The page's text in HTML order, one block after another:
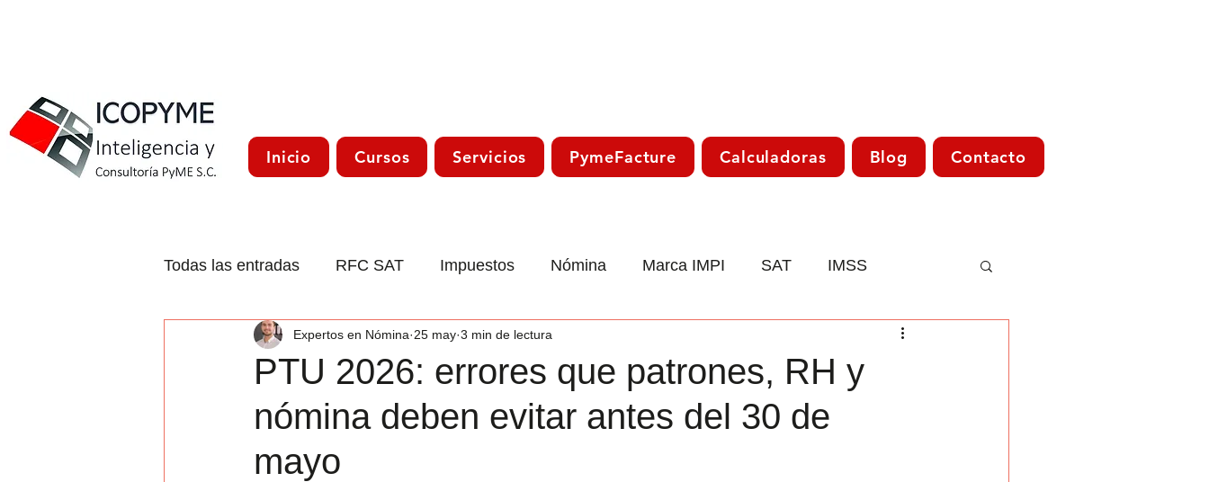
Inicio Cursos Servicios PymeFacture Calculadoras Blog Contacto
Todas las entradas RFC SAT Impuestos Nómina Marca IMPI SAT IMSS
CFDI 4.0 Trámites México Laboral Declaración Anual Asesoría Fiscal
Jornada
PTU 2026: errores que patrones, RH y
nómina deben evitar antes del 30 de
mayo
Expertos en Nómina 25 may 3 min de lectura